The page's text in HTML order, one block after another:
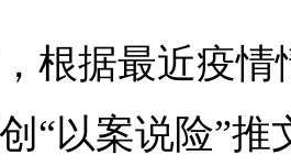
根据最近疫
“以案说险”